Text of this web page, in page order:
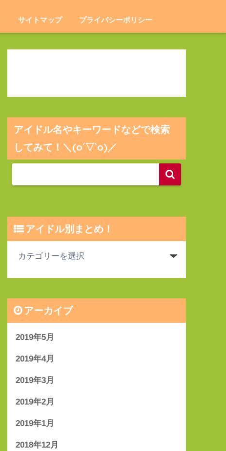
サイトマップ プライバシーポリシー
アイドル名やキーワードなどで検索
してみて！＼(o´▽`o)／
アイドル別まとめ！
アーカイブ
2019年5月
2019年4月
2019年3月
2019年2月
2019年1月
2018年12月